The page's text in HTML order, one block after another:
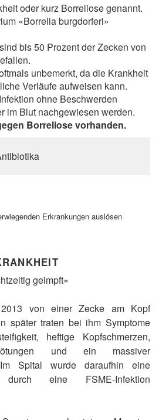
oder kurz Borreliose genannt.
«Borrelia burgdorferi»
bis 50 Prozent der Zecken von
unbemerkt, da die Krankheit
Verläufe aufweisen kann.
ohne Beschwerden
im Blut nachgewiesen werden.
Borreliose vorhanden.
Erkrankungen auslösen
geimpft»
von einer Zecke am Kopf
später traten bei ihm Symptome
heftige Kopfschmerzen,
und ein massiver
Spital wurde daraufhin eine
durch eine FSME-Infektion